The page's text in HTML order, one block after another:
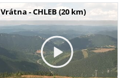
Vrátna - CHLEB (20 km)